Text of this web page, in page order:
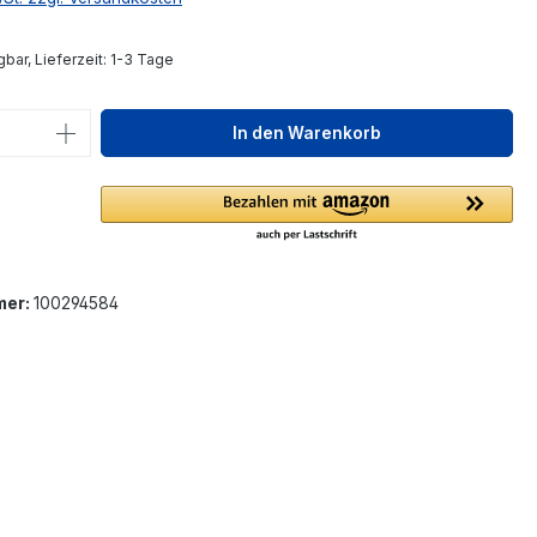
Lieferzeit: 1-3 Tage
Anzahl: Gib den gewünschten Wert
In den Warenkorb
100294584